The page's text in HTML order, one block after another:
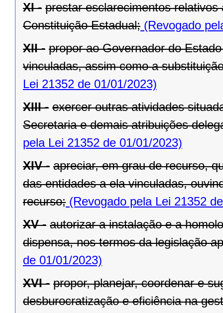
XI - prestar esclarecimentos
Constituição Estadual; (Revogado
XII - propor ao Governador do
vinculadas, assim como a
Lei 21352 de 01/01/2023)
XIII - exercer outras atividades
Secretaria e demais atribuições
pela Lei 21352 de 01/01/2023)
XIV - apreciar, em grau de recurso,
das entidades a ela vinculadas,
recurso; (Revogado pela Lei 21352
XV - autorizar a instalação e a
dispensa, nos termos da legislação
de 01/01/2023)
XVI - propor, planejar, coordenar e
desburocratização e eficiência na